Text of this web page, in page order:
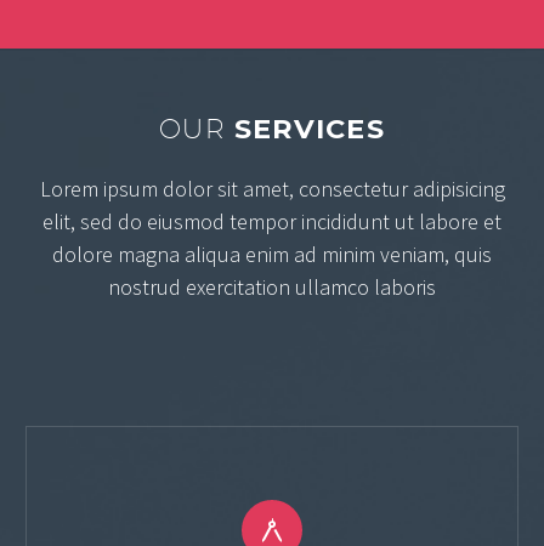
OUR SERVICES
Lorem ipsum dolor sit amet, consectetur adipisicing
elit, sed do eiusmod tempor incididunt ut labore et
dolore magna aliqua enim ad minim veniam, quis
nostrud exercitation ullamco laboris

